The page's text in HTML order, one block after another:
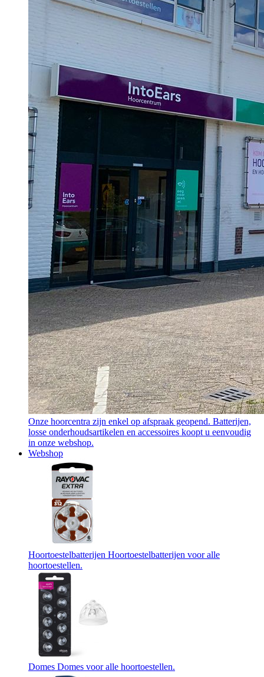
Onze hoorcentra zijn enkel op afspraak geopend. Batterijen,
losse onderhoudsartikelen en accessoires koopt u eenvoudig
in onze webshop.
Webshop
Hoortoestelbatterijen Hoortoestelbatterijen voor alle
hoortoestellen.
Domes Domes voor alle hoortoestellen.